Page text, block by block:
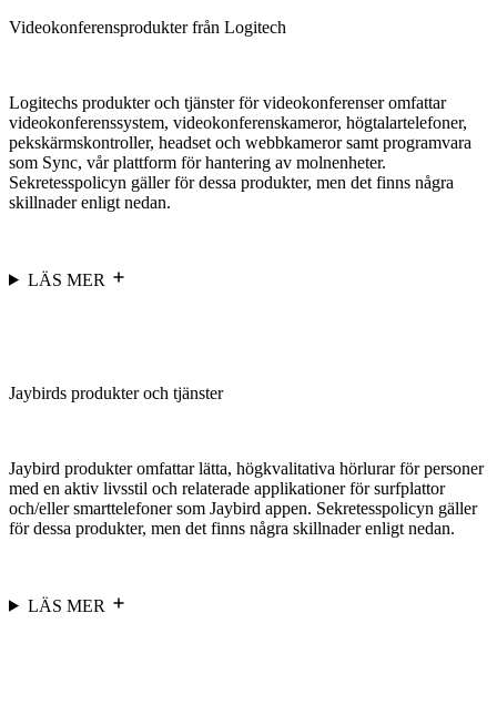
Videokonferensprodukter från Logitech
Logitechs produkter och tjänster för videokonferenser omfattar
videokonferenssystem, videokonferenskameror, högtalartelefoner,
pekskärmskontroller, headset och webbkameror samt programvara
som Sync, vår plattform för hantering av molnenheter.
Sekretesspolicyn gäller för dessa produkter, men det finns några
skillnader enligt nedan.
LÄS MER
Jaybirds produkter och tjänster
Jaybird produkter omfattar lätta, högkvalitativa hörlurar för personer
med en aktiv livsstil och relaterade applikationer för surfplattor
och/eller smarttelefoner som Jaybird appen. Sekretesspolicyn gäller
för dessa produkter, men det finns några skillnader enligt nedan.
LÄS MER